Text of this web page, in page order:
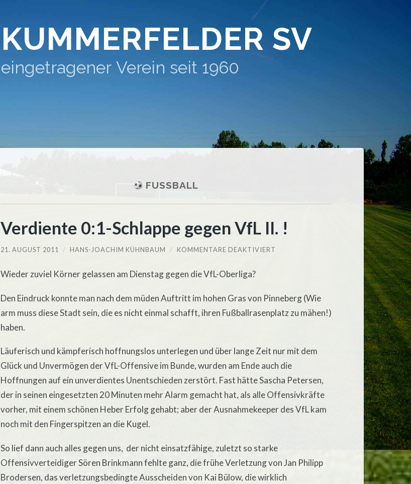
KUMMERFELDER SV
eingetragener Verein seit 1960
FUSSBALL
Verdiente 0:1-Schlappe gegen VfL II. !
21. AUGUST 2011 / HANS-JOACHIM KÜHNBAUM / KOMMENTARE DEAKTIVIERT
II.
Wieder zuviel Körner gelassen am Dienstag gegen die VfL-Oberliga?
Den Eindruck konnte man nach dem müden Auftritt im hohen Gras von Pinneberg (Wie
arm muss diese Stadt sein, die es nicht einmal schafft, ihren Fußballrasenplatz zu mähen!)
haben.
Läuferisch und kämpferisch hoffnungslos unterlegen und über lange Zeit nur mit dem
Glück und Unvermögen der VfL-Offensive im Bunde, wurden am Ende auch die
Hoffnungen auf ein unverdientes Unentschieden zerstört. Fast hätte Sascha Petersen,
der in seinen eingesetzten 20 Minuten mehr Alarm gemacht hat, als alle Offensivkräfte
vorher, mit einem schönen Heber Erfolg gehabt; aber der Ausnahmekeeper des VfL kam
noch mit den Fingerspitzen an die Kugel.
So lief dann auch alles gegen uns, der nicht einsatzfähige, zuletzt so starke
Offensivverteidiger Sören Brinkmann fehlte ganz, die frühe Verletzung von Jan Philipp
Brodersen, das verletzungsbedingte Ausscheiden von Kai Bülow, die wirklich